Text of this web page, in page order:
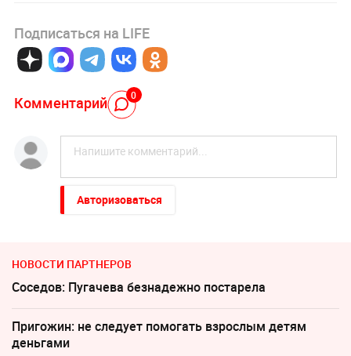
Подписаться на LIFE
Комментарий 0
Авторизоваться
НОВОСТИ ПАРТНЕРОВ
Соседов: Пугачева безнадежно постарела
Пригожин: не следует помогать взрослым детям
деньгами